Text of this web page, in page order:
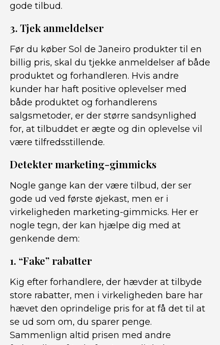
gode tilbud.
3. Tjek anmeldelser
Før du køber Sol de Janeiro produkter til en
billig pris, skal du tjekke anmeldelser af både
produktet og forhandleren. Hvis andre
kunder har haft positive oplevelser med
både produktet og forhandlerens
salgsmetoder, er der større sandsynlighed
for, at tilbuddet er ægte og din oplevelse vil
være tilfredsstillende.
Detekter marketing-gimmicks
Nogle gange kan der være tilbud, der ser
gode ud ved første øjekast, men er i
virkeligheden marketing-gimmicks. Her er
nogle tegn, der kan hjælpe dig med at
genkende dem:
1. “Fake” rabatter
Kig efter forhandlere, der hævder at tilbyde
store rabatter, men i virkeligheden bare har
hævet den oprindelige pris for at få det til at
se ud som om, du sparer penge.
Sammenlign altid prisen med andre